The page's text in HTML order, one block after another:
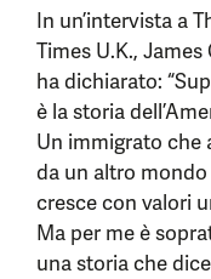
In un’intervista a
Times U.K., James
ha dichiarato:
è la storia
Un immigrato che
da un altro mondo
cresce con valori
Ma per me è
una storia che